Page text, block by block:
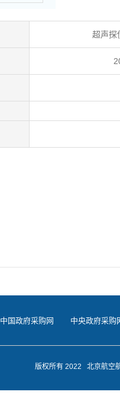
超声探
中国政府采购网 中央政府采购
版权所有 2022 北京航